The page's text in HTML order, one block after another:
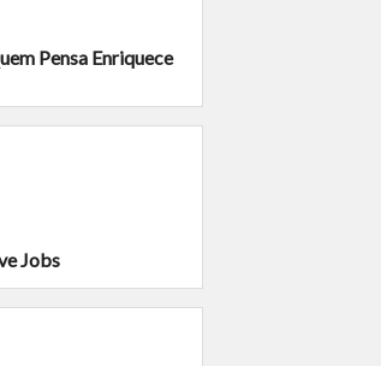
Pensa Enriquece
Jobs